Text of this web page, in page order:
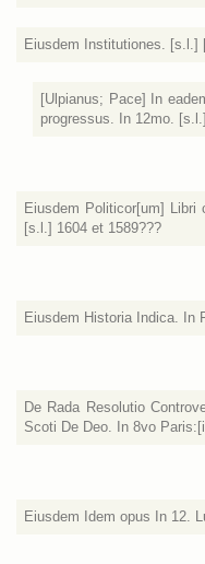
Eiusdem Institutiones. [s.l.]
[Ulpianus; Pace] In
progressus. In 12mo.
Eiusdem Politicor[um]
[s.l.] 1604 et 1589???
Eiusdem Historia Indica. In
De Rada Resolutio
Scoti De Deo. In 8vo
Eiusdem Idem opus In 12.